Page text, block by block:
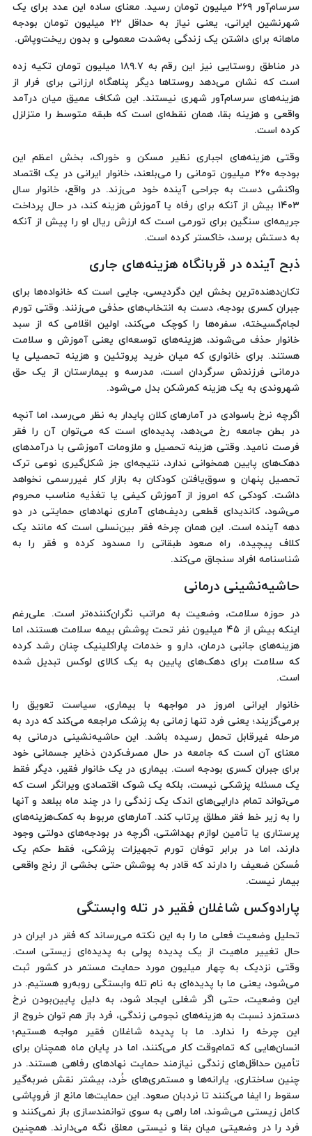
سرسام‌آور ۲۶۹ میلیون تومان رسید. معنای ساده این عدد برای یک
شهرنشین ایرانی، یعنی نیاز به حداقل ۲۲ میلیون تومان بودجه
ماهانه برای داشتن یک زندگی به‌شدت معمولی و بدون ریخت‌وپاش.
در مناطق روستایی نیز این رقم به ۱۸۹.۷ میلیون تومان تکیه زده
است که نشان می‌دهد روستاها دیگر پناهگاه ارزانی برای فرار از
هزینه‌های سرسام‌آور شهری نیستند. این شکاف عمیق میان درآمد
واقعی و هزینه بقا، همان نقطه‌ای است که طبقه متوسط را متزلزل
کرده است.
وقتی هزینه‌های اجباری نظیر مسکن و خوراک، بخش اعظم این
بودجه ۲۶۰ میلیون تومانی را می‌بلعند، خانوار ایرانی در یک اقتصاد
واکنشی دست به جراحی آینده خود می‌زند. در واقع، خانوار سال
۱۴۰۳ بیش از آنکه برای رفاه یا آموزش هزینه کند، در حال پرداخت
جریمه‌ای سنگین برای تورمی است که ارزش ریال او را پیش از آنکه
به دستش برسد، خاکستر کرده است.
ذبح آینده در قربانگاه هزینه‌های جاری
تکان‌دهنده‌ترین بخش این دگردیسی، جایی است که خانواده‌ها برای
جبران کسری بودجه، دست به انتخاب‌های حذفی می‌زنند. وقتی تورم
لجام‌گسیخته، سفره‌ها را کوچک می‌کند، اولین اقلامی که از سبد
خانوار حذف می‌شوند، هزینه‌های توسعه‌ای یعنی آموزش و سلامت
هستند. برای خانواری که میان خرید پروتئین و هزینه تحصیلی یا
درمانی فرزندش سرگردان است، مدرسه و بیمارستان از یک حق
شهروندی به یک هزینه کمرشکن بدل می‌شود.
اگرچه نرخ باسوادی در آمارهای کلان پایدار به نظر می‌رسد، اما آنچه
در بطن جامعه رخ می‌دهد، پدیده‌ای است که می‌توان آن را فقر
فرصت نامید. وقتی هزینه تحصیل و ملزومات آموزشی با درآمدهای
دهک‌های پایین همخوانی ندارد، نتیجه‌ای جز شکل‌گیری نوعی ترک
تحصیل پنهان و سوق‌یافتن کودکان به بازار کار غیررسمی نخواهد
داشت. کودکی که امروز از آموزش کیفی یا تغذیه مناسب محروم
می‌شود، کاندیدای قطعی ردیف‌های آماری نهادهای حمایتی در دو
دهه آینده است. این همان چرخه فقر بین‌نسلی است که مانند یک
کلاف پیچیده، راه صعود طبقاتی را مسدود کرده و فقر را به
شناسنامه افراد سنجاق می‌کند.
حاشیه‌نشینی درمانی
در حوزه سلامت، وضعیت به‌ مراتب نگران‌کننده‌تر است. علی‌رغم
اینکه بیش از ۴۵ میلیون نفر تحت پوشش بیمه سلامت هستند، اما
هزینه‌های جانبی درمان، دارو و خدمات پاراکلینیک چنان رشد کرده
که سلامت برای دهک‌های پایین به یک کالای لوکس تبدیل شده
است.
خانوار ایرانی امروز در مواجهه با بیماری، سیاست تعویق را
برمی‌گزیند؛ یعنی فرد تنها زمانی به پزشک مراجعه می‌کند که درد به
مرحله غیرقابل تحمل رسیده باشد. این حاشیه‌نشینی درمانی به
معنای آن است که جامعه در حال مصرف‌کردن ذخایر جسمانی خود
برای جبران کسری بودجه است. بیماری در یک خانوار فقیر، دیگر فقط
یک مسئله پزشکی نیست، بلکه یک شوک اقتصادی ویرانگر است که
می‌تواند تمام دارایی‌های اندک یک زندگی را در چند ماه ببلعد و آنها
را به زیر خط فقر مطلق پرتاب کند. آمارهای مربوط به کمک‌هزینه‌های
پرستاری یا تأمین لوازم بهداشتی، اگرچه در بودجه‌های دولتی وجود
دارند، اما در برابر توفان تورم تجهیزات پزشکی، فقط حکم یک
مُسکن ضعیف را دارند که قادر به پوشش حتی بخشی از رنج واقعی
بیمار نیست.
پارادوکس شاغلان فقیر در تله وابستگی
تحلیل وضعیت فعلی ما را به این نکته می‌رساند که فقر در ایران در
حال تغییر ماهیت از یک پدیده پولی به پدیده‌ای زیستی است.
وقتی نزدیک به چهار میلیون مورد حمایت مستمر در کشور ثبت
می‌شود، یعنی ما با پدیده‌ای به نام تله وابستگی روبه‌رو هستیم. در
این وضعیت، حتی اگر شغلی ایجاد شود، به دلیل پایین‌بودن نرخ
دستمزد نسبت به هزینه‌های نجومی زندگی، فرد باز هم توان خروج از
این چرخه را ندارد. ما با پدیده شاغلان فقیر مواجه هستیم؛
انسان‌هایی که تمام‌وقت کار می‌کنند، اما در پایان ماه همچنان برای
تأمین حداقل‌های زندگی نیازمند حمایت نهادهای رفاهی هستند. در
چنین ساختاری، یارانه‌ها و مستمری‌های خُرد، بیشتر نقش ضربه‌گیر
سقوط را ایفا می‌کنند تا نردبان صعود. این حمایت‌ها مانع از فروپاشی
کامل زیستی می‌شوند، اما راهی به سوی توانمندسازی باز نمی‌کنند و
فرد را در وضعیتی میان بقا و نیستی معلق نگه می‌دارند. همچنین